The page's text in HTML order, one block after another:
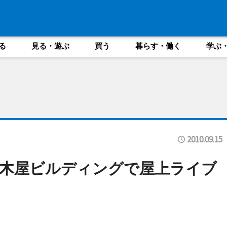
見る・遊ぶ 買う 暮らす・働く 学ぶ
2010.09.15
屋ビルディングで屋上ライブ